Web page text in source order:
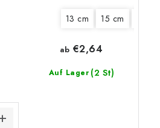
13 cm 15 cm
Auf Lager (2 St)
ab €2,64